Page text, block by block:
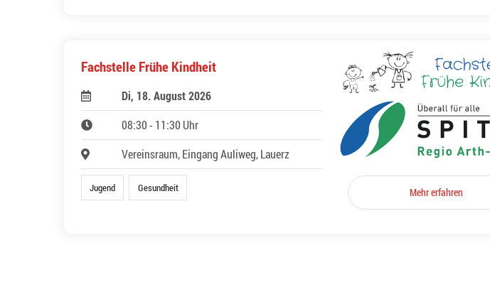
Fachstelle Frühe Kindheit
Di, 18. August 2026
08:30 - 11:30 Uhr
Vereinsraum, Eingang Auliweg, Lauerz
Jugend Gesundheit Mehr erfahren